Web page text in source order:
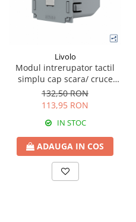
Livolo
Modul intrerupator tactil
simplu cap scara/ cruce
Livolo Serie Noua
132,50 RON
113,95 RON
IN STOC
ADAUGA IN COS